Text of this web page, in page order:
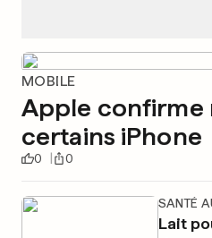
MOBILE
Apple confirme
certains iPhone
0 0
SANTÉ
Lait